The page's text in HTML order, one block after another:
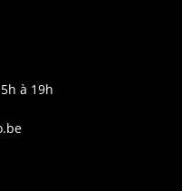
à 19h